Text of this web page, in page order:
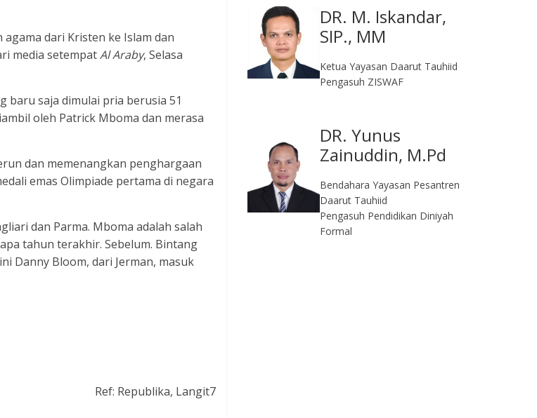
dari Kristen ke Islam dan
media setempatAl Araby, Selasa
baru saja dimulai pria berusia 51
oleh Patrick Mboma dan merasa
dan memenangkan penghargaan
emas Olimpiade pertama di negara
dan Parma. Mboma adalah salah
tahun terakhir. Sebelum. Bintang
Danny Bloom, dari Jerman, masuk
Ref: Republika, Langit7
DR. M. Iskandar,
SIP., MM
Ketua Yayasan Daarut Tauhiid
Pengasuh ZISWAF
DR. Yunus
Zainuddin, M.Pd
Bendahara Yayasan Pesantren
Daarut Tauhiid
Pengasuh Pendidikan Diniyah
Formal